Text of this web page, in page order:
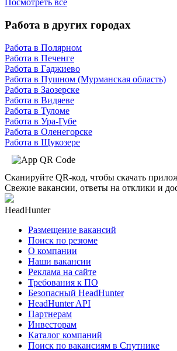
Посмотреть все
Работа в других городах
Работа в Полярном
Работа в Печенге
Работа в Гаджиево
Работа в Пушном (Мурманская область)
Работа в Заозерске
Работа в Видяеве
Работа в Туломе
Работа в Ура-Губе
Работа в Оленегорске
Работа в Щукозере
Сканируйте QR-код, чтобы скачать
Свежие вакансии, ответы на отклики и
HeadHunter
Размещение вакансий
Поиск по резюме
О компании
Наши вакансии
Реклама на сайте
Требования к ПО
Безопасный HeadHunter
HeadHunter API
Партнерам
Инвесторам
Каталог компаний
Поиск по вакансиям в Спутнике